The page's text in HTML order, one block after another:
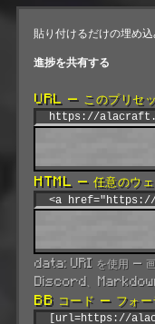
貼り付けるだけの埋め
進捗を共有する
URL — このプリセ
HTML — 任意のウェ
data: URI を使用 —
Discord、Markdown
BB コード — フォー